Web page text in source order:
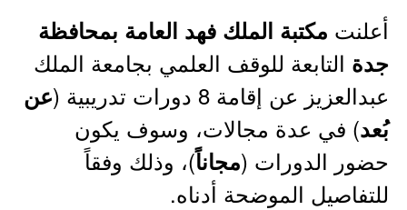
أعلنت مكتبة الملك فهد العامة بمحافظة
جدة التابعة للوقف العلمي بجامعة الملك
عبدالعزيز عن إقامة 8 دورات تدريبية (
عن
بُعد) في عدة مجالات، وسوف يكون
حضور الدورات (مجاناً)، وذلك وفقاً
للتفاصيل الموضحة أدناه.